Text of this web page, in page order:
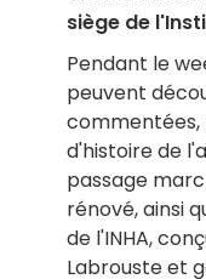
siège de
Pendant le
peuvent
commentées,
d'histoire de
passage
rénové, ainsi
de l'INHA,
Labrouste et